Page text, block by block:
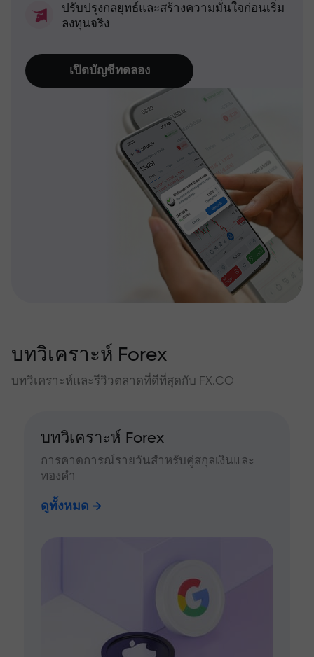
ปรับปรุงกลยุทธ์และสร้างความมั่นใจก่อนเริ่ม
ลงทุนจริง
เปิดบัญชีทดลอง
บทวิเคราะห์ Forex
บทวิเคราะห์และรีวิวตลาดที่ดีที่สุดกับ FX.CO
บทวิเคราะห์ Forex
การคาดการณ์รายวันสำหรับคู่สกุลเงินและ
ทองคำ
ดูทั้งหมด